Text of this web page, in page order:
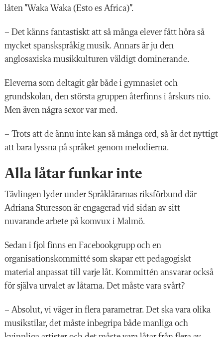
låten ”Waka Waka (Esto es Africa)”.
– Det känns fantastiskt att så många elever fått höra så
mycket spanskspråkig musik. Annars är ju den
anglosaxiska musikkulturen väldigt dominerande.
Eleverna som deltagit går både i gymnasiet och
grundskolan, den största gruppen återfinns i årskurs nio.
Men även några sexor var med.
– Trots att de ännu inte kan så många ord, så är det nyttigt
att bara lyssna på språket genom melodierna.
Alla låtar funkar inte
Tävlingen lyder under Språklärarnas riksförbund där
Adriana Sturesson är engagerad vid sidan av sitt
nuvarande arbete på komvux i Malmö.
Sedan i fjol finns en Facebookgrupp och en
organisationskommitté som skapar ett pedagogiskt
material anpassat till varje låt. Kommittén ansvarar också
för själva urvalet av låtarna. Det måste vara svårt?
– Absolut, vi väger in flera parametrar. Det ska vara olika
musikstilar, det måste inbegripa både manliga och